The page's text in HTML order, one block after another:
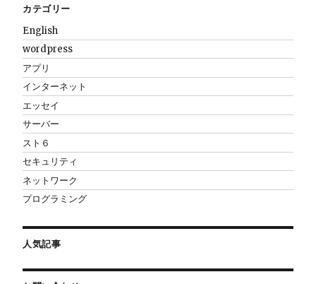
カテゴリー
English
wordpress
アプリ
インターネット
エッセイ
サーバー
スト６
セキュリティ
ネットワーク
プログラミング
人気記事